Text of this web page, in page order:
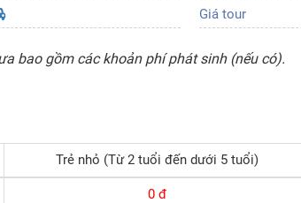
Giá tour
bao gồm các khoản phí phát sinh (nếu có).
Trẻ nhỏ (Từ 2 tuổi đến dưới 5 tuổi)
0đ